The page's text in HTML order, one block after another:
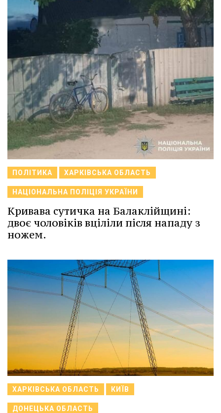
ПОЛІТИКА ХАРКІВСЬКА ОБЛАСТЬ
НАЦІОНАЛЬНА ПОЛІЦІЯ УКРАЇНИ
Кривава сутичка на Балаклійщині:
двоє чоловіків вціліли після нападу з
ножем.
ХАРКІВСЬКА ОБЛАСТЬ КИЇВ
ДОНЕЦЬКА ОБЛАСТЬ